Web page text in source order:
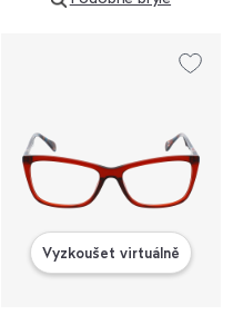
Vyzkoušet virtuálně